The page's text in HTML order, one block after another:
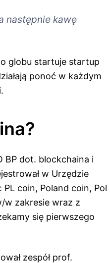
następnie kawę
globu startuje startup
ponoć w każdym
BP dot. blockchaina i
w Urzędzie
coin, Poland coin, Pol
w zakresie wraz z
się pierwszego
zespół prof.